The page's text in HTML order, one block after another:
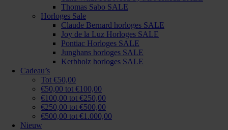
Thomas Sabo SALE
Horloges Sale
Claude Bernard horloges SALE
Joy de la Luz Horloges SALE
Pontiac Horloges SALE
Junghans horloges SALE
Kerbholz horloges SALE
Cadeau’s
Tot €50,00
€50,00 tot €100,00
€100,00 tot €250,00
€250,00 tot €500,00
€500,00 tot €1.000,00
Nieuw